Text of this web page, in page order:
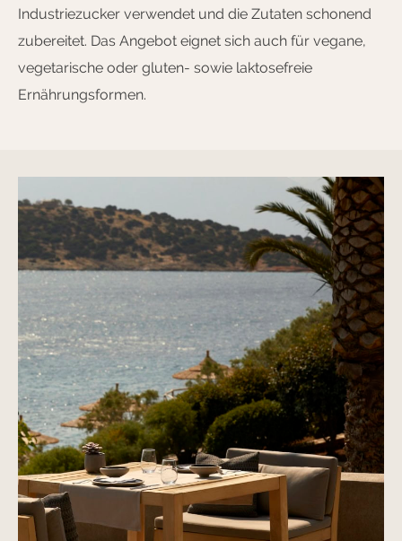
Industriezucker verwendet und die Zutaten schonend
zubereitet. Das Angebot eignet sich auch für vegane,
vegetarische oder gluten- sowie laktosefreie
Ernährungsformen.